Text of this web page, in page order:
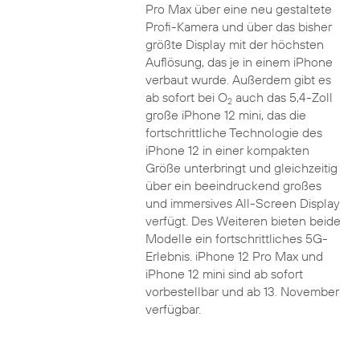
Pro Max über eine neu gestaltete
Profi-Kamera und über das bisher
größte Display mit der höchsten
Auflösung, das je in einem iPhone
verbaut wurde. Außerdem gibt es
ab sofort bei O2auch das 5,4-Zoll
große iPhone 12 mini, das die
fortschrittliche Technologie des
iPhone 12 in einer kompakten
Größe unterbringt und gleichzeitig
über ein beeindruckend großes
und immersives All-Screen Display
verfügt. Des Weiteren bieten beide
Modelle ein fortschrittliches 5G-
Erlebnis. iPhone 12 Pro Max und
iPhone 12 mini sind ab sofort
vorbestellbar und ab 13. November
verfügbar.